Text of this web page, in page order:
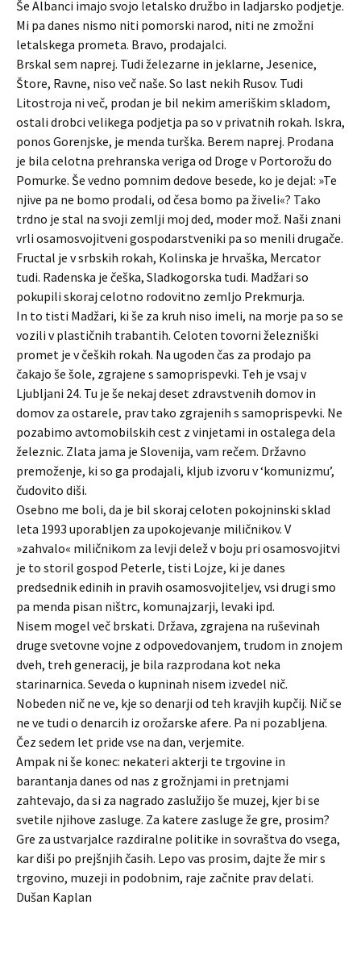
Še Albanci imajo svojo letalsko družbo in ladjarsko podjetje.
Mi pa danes nismo niti pomorski narod, niti ne zmožni
letalskega prometa. Bravo, prodajalci.
Brskal sem naprej. Tudi železarne in jeklarne, Jesenice,
Štore, Ravne, niso več naše. So last nekih Rusov. Tudi
Litostroja ni več, prodan je bil nekim ameriškim skladom,
ostali drobci velikega podjetja pa so v privatnih rokah. Iskra,
ponos Gorenjske, je menda turška. Berem naprej. Prodana
je bila celotna prehranska veriga od Droge v Portorožu do
Pomurke. Še vedno pomnim dedove besede, ko je dejal: »Te
njive pa ne bomo prodali, od česa bomo pa živeli«? Tako
trdno je stal na svoji zemlji moj ded, moder mož. Naši znani
vrli osamosvojitveni gospodarstveniki pa so menili drugače.
Fructal je v srbskih rokah, Kolinska je hrvaška, Mercator
tudi. Radenska je češka, Sladkogorska tudi. Madžari so
pokupili skoraj celotno rodovitno zemljo Prekmurja.
In to tisti Madžari, ki še za kruh niso imeli, na morje pa so se
vozili v plastičnih trabantih. Celoten tovorni železniški
promet je v čeških rokah. Na ugoden čas za prodajo pa
čakajo še šole, zgrajene s samoprispevki. Teh je vsaj v
Ljubljani 24. Tu je še nekaj deset zdravstvenih domov in
domov za ostarele, prav tako zgrajenih s samoprispevki. Ne
pozabimo avtomobilskih cest z vinjetami in ostalega dela
železnic. Zlata jama je Slovenija, vam rečem. Državno
premoženje, ki so ga prodajali, kljub izvoru v ‘komunizmu’,
čudovito diši.
Osebno me boli, da je bil skoraj celoten pokojninski sklad
leta 1993 uporabljen za upokojevanje miličnikov. V
»zahvalo« miličnikom za levji delež v boju pri osamosvojitvi
je to storil gospod Peterle, tisti Lojze, ki je danes
predsednik edinih in pravih osamosvojiteljev, vsi drugi smo
pa menda pisan ništrc, komunajzarji, levaki ipd.
Nisem mogel več brskati. Država, zgrajena na ruševinah
druge svetovne vojne z odpovedovanjem, trudom in znojem
dveh, treh generacij, je bila razprodana kot neka
starinarnica. Seveda o kupninah nisem izvedel nič.
Nobeden nič ne ve, kje so denarji od teh kravjih kupčij. Nič se
ne ve tudi o denarcih iz orožarske afere. Pa ni pozabljena.
Čez sedem let pride vse na dan, verjemite.
Ampak ni še konec: nekateri akterji te trgovine in
barantanja danes od nas z grožnjami in pretnjami
zahtevajo, da si za nagrado zaslužijo še muzej, kjer bi se
svetile njihove zasluge. Za katere zasluge že gre, prosim?
Gre za ustvarjalce razdiralne politike in sovraštva do vsega,
kar diši po prejšnjih časih. Lepo vas prosim, dajte že mir s
trgovino, muzeji in podobnim, raje začnite prav delati.
Dušan Kaplan